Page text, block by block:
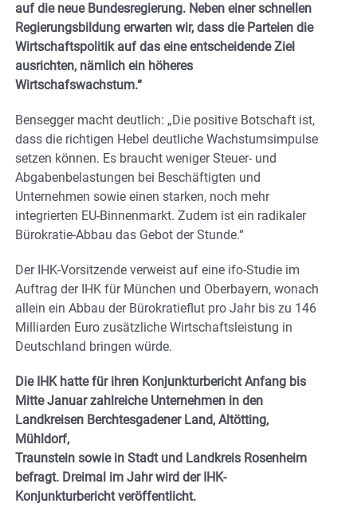
auf die neue Bundesregierung. Neben einer schnellen
Regierungsbildung erwarten wir, dass die Parteien die
Wirtschaftspolitik auf das eine entscheidende Ziel
ausrichten, nämlich ein höheres
Wirtschafswachstum.“
Bensegger macht deutlich: „Die positive Botschaft ist,
dass die richtigen Hebel deutliche Wachstumsimpulse
setzen können. Es braucht weniger Steuer- und
Abgabenbelastungen bei Beschäftigten und
Unternehmen sowie einen starken, noch mehr
integrierten EU-Binnenmarkt. Zudem ist ein radikaler
Bürokratie-Abbau das Gebot der Stunde.“
Der IHK-Vorsitzende verweist auf eine ifo-Studie im
Auftrag der IHK für München und Oberbayern, wonach
allein ein Abbau der Bürokratieflut pro Jahr bis zu 146
Milliarden Euro zusätzliche Wirtschaftsleistung in
Deutschland bringen würde.
Die IHK hatte für ihren Konjunkturbericht Anfang bis
Mitte Januar zahlreiche Unternehmen in den
Landkreisen Berchtesgadener Land, Altötting,
Mühldorf,
Traunstein sowie in Stadt und Landkreis Rosenheim
befragt. Dreimal im Jahr wird der IHK-
Konjunkturbericht veröffentlicht.